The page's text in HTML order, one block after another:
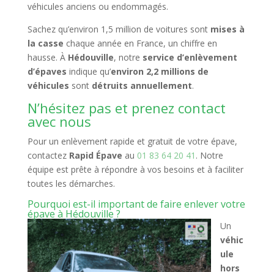
véhicules anciens ou endommagés.
Sachez qu’environ 1,5 million de voitures sont mises à
la casse chaque année en France, un chiffre en
hausse. À Hédouville, notre service d’enlèvement
d’épaves indique qu’environ 2,2 millions de
véhicules sont détruits annuellement.
N’hésitez pas et prenez contact
avec nous
Pour un enlèvement rapide et gratuit de votre épave,
contactez Rapid Épave au 01 83 64 20 41 . Notre
équipe est prête à répondre à vos besoins et à faciliter
toutes les démarches.
Pourquoi est-il important de faire enlever votre
épave à Hédouville ?
Un
véhic
ule
hors